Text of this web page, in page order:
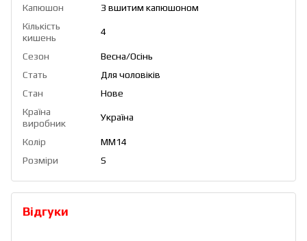
Капюшон
З вшитим капюшоном
Кількість
кишень
4
Сезон
Весна/Осінь
Стать
Для чоловіків
Стан
Нове
Країна
виробник
Україна
Колір
ММ14
Розміри
S
Відгуки